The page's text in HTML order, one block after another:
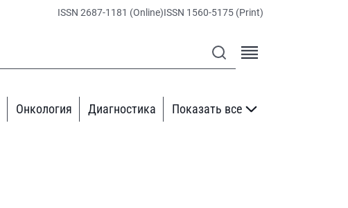
ISSN 2687-1181 (Online)ISSN 1560-5175 (Print)
Онкология Диагностика Показать все